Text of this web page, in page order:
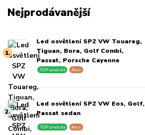
Nejprodávanější
1.
Led osvětlení SPZ VW Touareg,
Tiguan, Bora, Golf Combi,
Passat, Porsche Cayenne
TOP produkt Akce
2.
Led osvětlení SPZ VW Eos, Golf,
Passat sedan
TOP produkt Akce